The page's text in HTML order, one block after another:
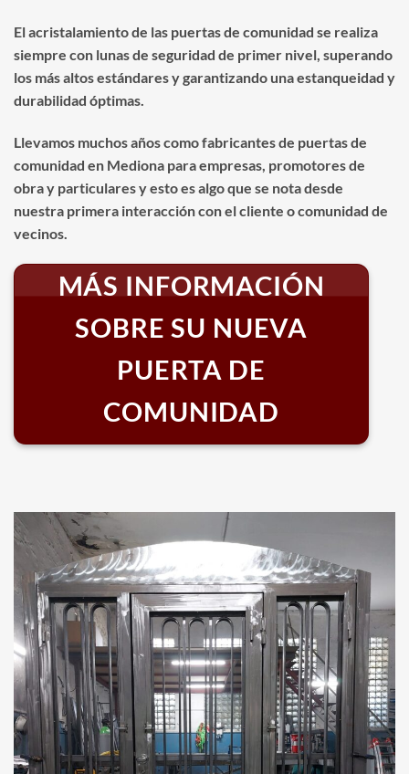
El acristalamiento de las puertas de comunidad se realiza
siempre con lunas de seguridad de primer nivel, superando
los más altos estándares y garantizando una estanqueidad y
durabilidad óptimas.
Llevamos muchos años como fabricantes de puertas de
comunidad en Mediona para empresas, promotores de
obra y particulares y esto es algo que se nota desde
nuestra primera interacción con el cliente o comunidad de
vecinos.
MÁS INFORMACIÓN
SOBRE SU NUEVA
PUERTA DE
COMUNIDAD